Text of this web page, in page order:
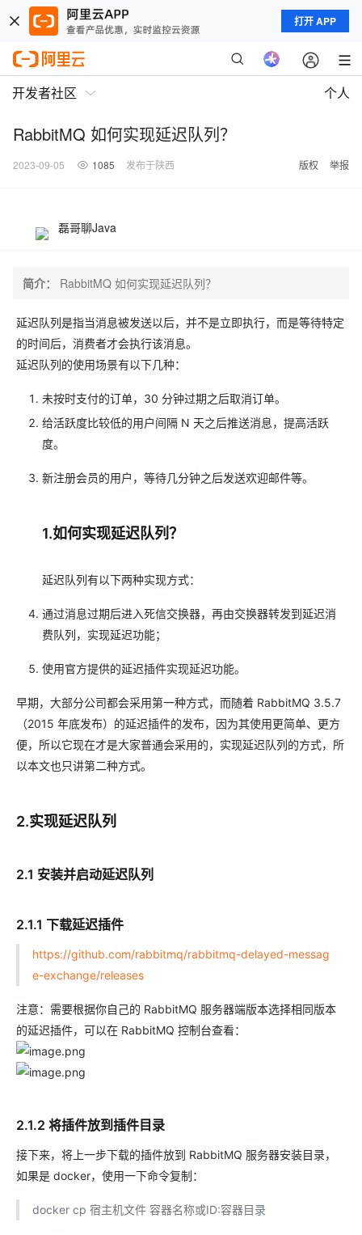
打开 APP
开发者社区 个人
RabbitMQ 如何实现延迟队列？
2023-09-05 1085 发布于陕西 版权 举报
磊哥聊Java
简介： RabbitMQ 如何实现延迟队列？
延迟队列是指当消息被发送以后，并不是立即执行，而是等待特定
的时间后，消费者才会执行该消息。
延迟队列的使用场景有以下几种：
未按时支付的订单，30 分钟过期之后取消订单。
给活跃度比较低的用户间隔 N 天之后推送消息，提高活跃
度。
新注册会员的用户，等待几分钟之后发送欢迎邮件等。
1.如何实现延迟队列？
延迟队列有以下两种实现方式：
通过消息过期后进入死信交换器，再由交换器转发到延迟消
费队列，实现延迟功能；
使用官方提供的延迟插件实现延迟功能。
早期，大部分公司都会采用第一种方式，而随着 RabbitMQ 3.5.7
（2015 年底发布）的延迟插件的发布，因为其使用更简单、更方
便，所以它现在才是大家普通会采用的，实现延迟队列的方式，所
以本文也只讲第二种方式。
2.实现延迟队列
2.1 安装并启动延迟队列
2.1.1 下载延迟插件
https://github.com/rabbitmq/rabbitmq-delayed-messag
e-exchange/releases
注意：需要根据你自己的 RabbitMQ 服务器端版本选择相同版本
的延迟插件，可以在 RabbitMQ 控制台查看：
2.1.2 将插件放到插件目录
接下来，将上一步下载的插件放到 RabbitMQ 服务器安装目录，
如果是 docker，使用一下命令复制：
docker cp 宿主机文件 容器名称或ID:容器目录